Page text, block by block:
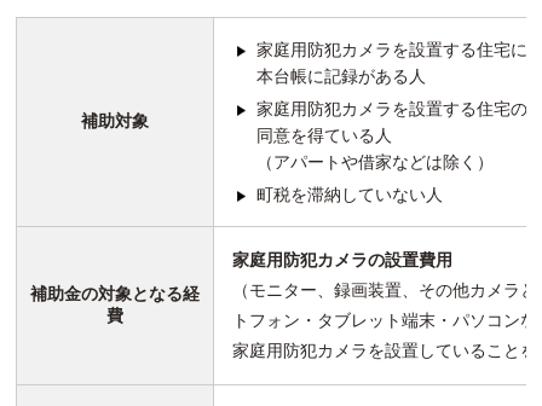
補助対象
家庭用防犯カメラを設置する住宅に
本台帳に記録がある人
家庭用防犯カメラを設置する住宅の
同意を得ている人
（アパートや借家などは除く）
町税を滞納していない人
補助金の対象となる経
費
家庭用防犯カメラの設置費用
（モニター、録画装置、その他カメラ
トフォン・タブレット端末・パソコン
家庭用防犯カメラを設置していること